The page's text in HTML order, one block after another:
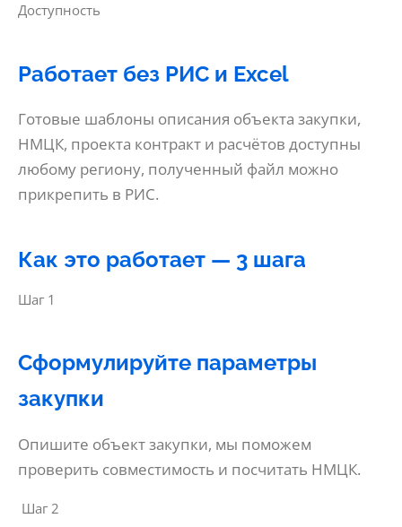
Доступность
Работает без РИС и Excel
Готовые шаблоны описания объекта закупки,
НМЦК, проекта контракт и расчётов доступны
любому региону, полученный файл можно
прикрепить в РИС.
Как это работает — 3 шага
Шаг 1
Сформулируйте параметры
закупки
Опишите объект закупки, мы поможем
проверить совместимость и посчитать НМЦК.
Шаг 2